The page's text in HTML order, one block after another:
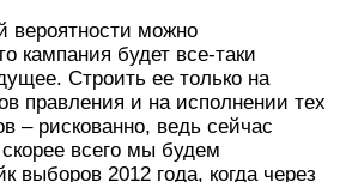
можно
кампания будет все-таки
Строить ее только на
правления и на исполнении тех
– рискованно, ведь сейчас
всего мы будем
выборов 2012 года, когда через